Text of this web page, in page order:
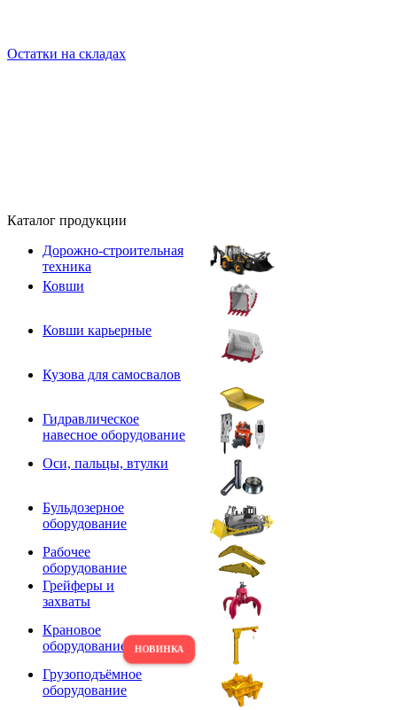
Остатки на складах
Каталог продукции
Дорожно-строительная
техника
Ковши
Ковши карьерные
Кузова для самосвалов
Гидравлическое
навесное оборудование
Оси, пальцы, втулки
Бульдозерное
оборудование
Рабочее
оборудование
Грейферы и
захваты
Крановое
оборудование
Грузоподъёмное
оборудование